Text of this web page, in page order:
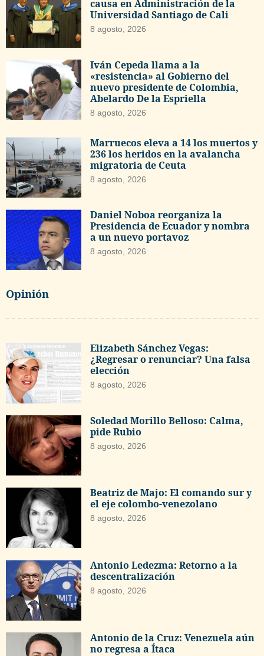
causa en Administración de la
Universidad Santiago de Cali
8 agosto, 2026
Iván Cepeda llama a la
«resistencia» al Gobierno del
nuevo presidente de Colombia,
Abelardo De la Espriella
8 agosto, 2026
Marruecos eleva a 14 los muertos y
236 los heridos en la avalancha
migratoria de Ceuta
8 agosto, 2026
Daniel Noboa reorganiza la
Presidencia de Ecuador y nombra
a un nuevo portavoz
8 agosto, 2026
Opinión
Elizabeth Sánchez Vegas:
¿Regresar o renunciar? Una falsa
elección
8 agosto, 2026
Soledad Morillo Belloso: Calma,
pide Rubio
8 agosto, 2026
Beatriz de Majo: El comando sur y
el eje colombo-venezolano
8 agosto, 2026
Antonio Ledezma: Retorno a la
descentralización
8 agosto, 2026
Antonio de la Cruz: Venezuela aún
no regresa a Ítaca